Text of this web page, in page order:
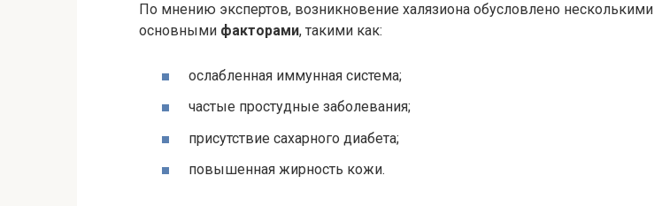
По мнению экспертов, возникновение халязиона обусловлено несколькими
основными факторами, такими как:
ослабленная иммунная система;
частые простудные заболевания;
присутствие сахарного диабета;
повышенная жирность кожи.